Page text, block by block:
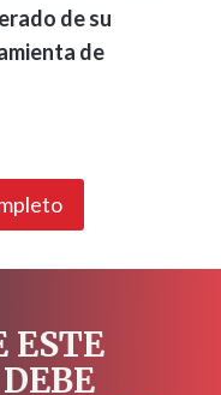
de su
de
ESTE